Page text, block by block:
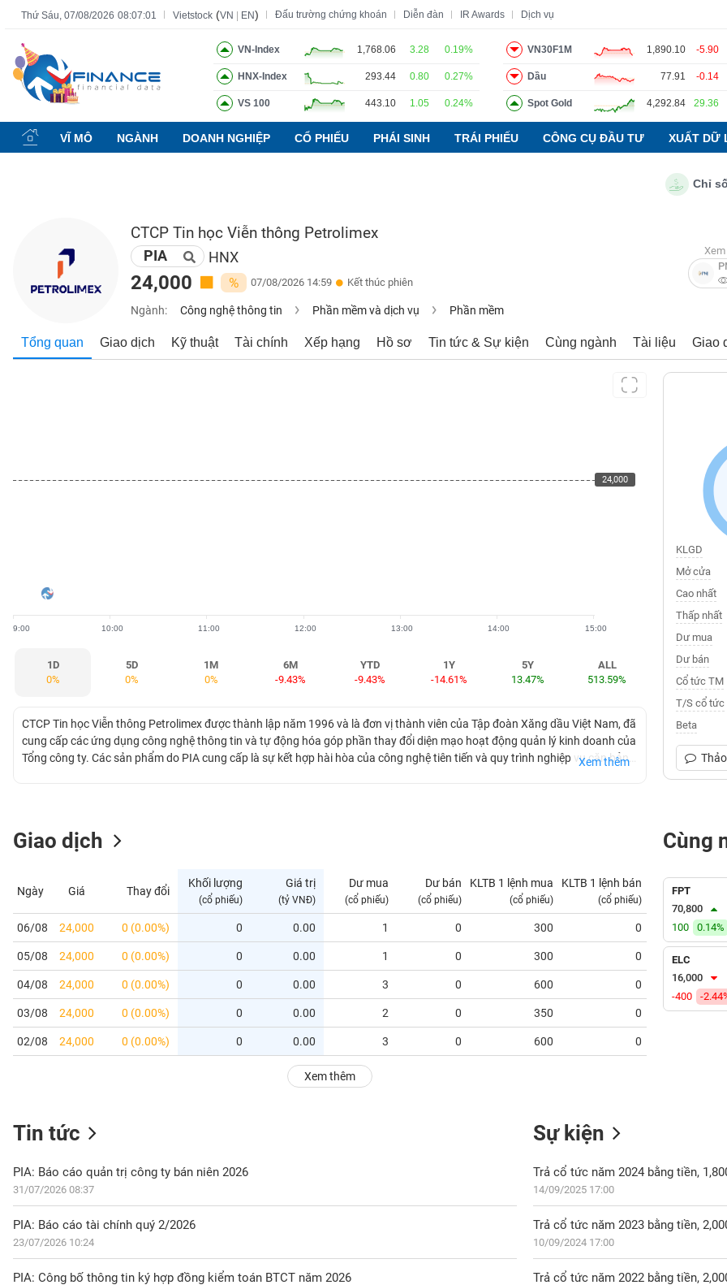
Thứ Sáu, 07/08/2026 08:07:02 Vietstock (VN EN) Đấu trường chứng khoán Diễn đàn IR Awards Dịch vụ
VN-Index 1,768.06 3.28 0.19%
HNX-Index 293.44 0.80 0.27%
VS 100 443.10 1.05 0.24%
VN30F1M 1,890.10 -5.90
Dầu 77.91 -0.14
Spot Gold 4,292.84 29.36
VĨ MÔ NGÀNH DOANH NGHIỆP CỔ PHIẾU PHÁI SINH TRÁI PHIẾU CÔNG CỤ ĐẦU TƯ XUẤT DỮ
Chỉ số
CTCP Tin học Viễn thông Petrolimex
PIA HNX
24,000 % 07/08/2026 14:59 Kết thúc phiên
Ngành: Công nghệ thông tin Phần mềm và dịch vụ Phần mềm
Tổng quan Giao dịch Kỹ thuật Tài chính Xếp hạng Hồ sơ Tin tức & Sự kiện Cùng ngành Tài liệu Giao
24,000
9:00 10:00 11:00 12:00 13:00 14:00 15:00
24,000
1D
0%
5D
0%
1M
0%
6M
-9.43%
YTD
-9.43%
1Y
-14.61%
5Y
13.47%
ALL
513.59%
CTCP Tin học Viễn thông Petrolimex được thành lập năm 1996 và là đơn vị thành viên của Tập đoàn Xăng dầu Việt Nam, đã
cung cấp các ứng dụng công nghệ thông tin và tự động hóa góp phần thay đổi diện mạo hoạt động quản lý kinh doanh của
Tổng công ty. Các sản phẩm do PIA cung cấp là sự kết hợp hài hòa của công nghệ tiên tiến và quy trình nghiệp vụ căn bản,
Xem thêm
KLGD
Mở cửa
Cao nhất
Thấp nhất
Dư mua
Dư bán
Cổ tức TM
T/S cổ tức
Beta
Giao dịch
Ngày Giá Thay đổi
Khối lượng
(cổ phiếu)
Giá trị
(tỷ VNĐ)
Dư mua
(cổ phiếu)
Dư bán
(cổ phiếu)
KLTB 1 lệnh mua
(cổ phiếu)
KLTB 1 lệnh bán
(cổ phiếu)
06/08 24,000 0 (0.00%) 0 0.00 1 0 300 0 0.00
05/08 24,000 0 (0.00%) 0 0.00 1 0 300 0
04/08 24,000 0 (0.00%) 0 0.00 3 0 600 0 0.00
03/08 24,000 0 (0.00%) 0 0.00 2 0 350 0 0.00
02/08 24,000 0 (0.00%) 0 0.00 3 0 600 0
Xem thêm
Cùng
FPT
70,800
100
0.14%
ELC
16,000
-400
-
Tin tức
PIA: Báo cáo quản trị công ty bán niên 2026
31/07/2026 08:37
PIA: Báo cáo tài chính quý 2/2026
23/07/2026 10:24
PIA: Công bố thông tin ký hợp đồng kiểm toán BTCT năm 2026
Sự kiện
Trả cổ tức năm 2024 bằng tiền,
14/09/2025 17:00
Trả cổ tức năm 2023 bằng tiền,
10/09/2024 17:00
Trả cổ tức năm 2022 bằng tiền,
Tất cả Tính năng Ngành Mã chứng khoán Lãnh đạo Báo cáo phân tích Thuật ngữ
Tính
năng
(-)
CHỨNG
NGHIỆP
GIỚI
CÁ
NHÂN
PHÂN
TÍCH
VIETSTOCKFINANCE
DOANH
NGHIỆP